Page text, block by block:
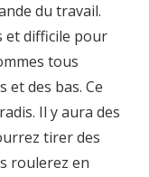
du travail.
et difficile pour
tous
et des bas. Ce
Il y aura des
tirer des
roulerez en